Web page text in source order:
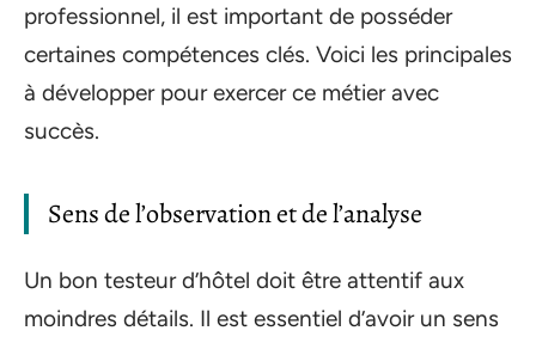
professionnel, il est important de posséder
certaines compétences clés. Voici les principales
à développer pour exercer ce métier avec
succès.
Sens de l’observation et de l’analyse
Un bon testeur d’hôtel doit être attentif aux
moindres détails. Il est essentiel d’avoir un sens